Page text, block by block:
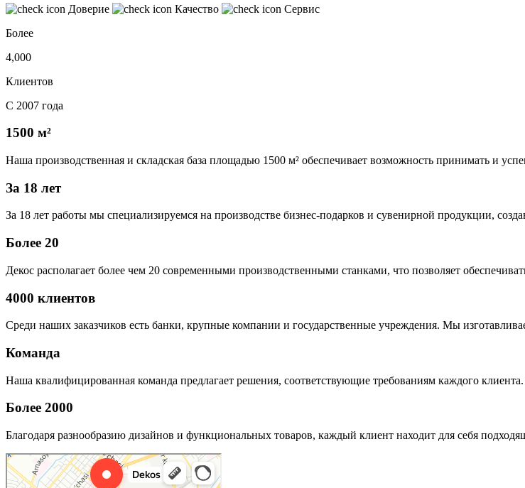
Доверие Качество
Сервис
Более
4,000
Клиентов
С 2007 года
1500 м²
Наша производственная и складская база площадью 1500 м² обеспечивает возможность принимать и
За 18 лет
За 18 лет работы мы специализируемся на производстве бизнес-подарков и сувенирной продукции,
Более 20
Декос располагает более чем 20 современными производственными станками, что позволяет
4000 клиентов
Среди наших заказчиков есть банки, крупные компании и государственные учреждения. Мы
Команда
Наша квалифицированная команда предлагает решения, соответствующие требованиям каждого
Более 2000
Благодаря разнообразию дизайнов и функциональных товаров, каждый клиент находит для себя